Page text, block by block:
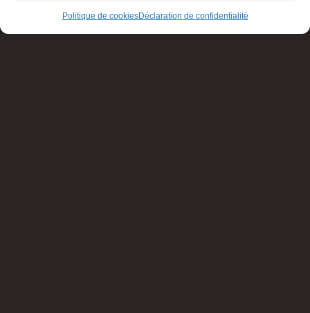
Politique de cookiesDéclaration de confidentialité